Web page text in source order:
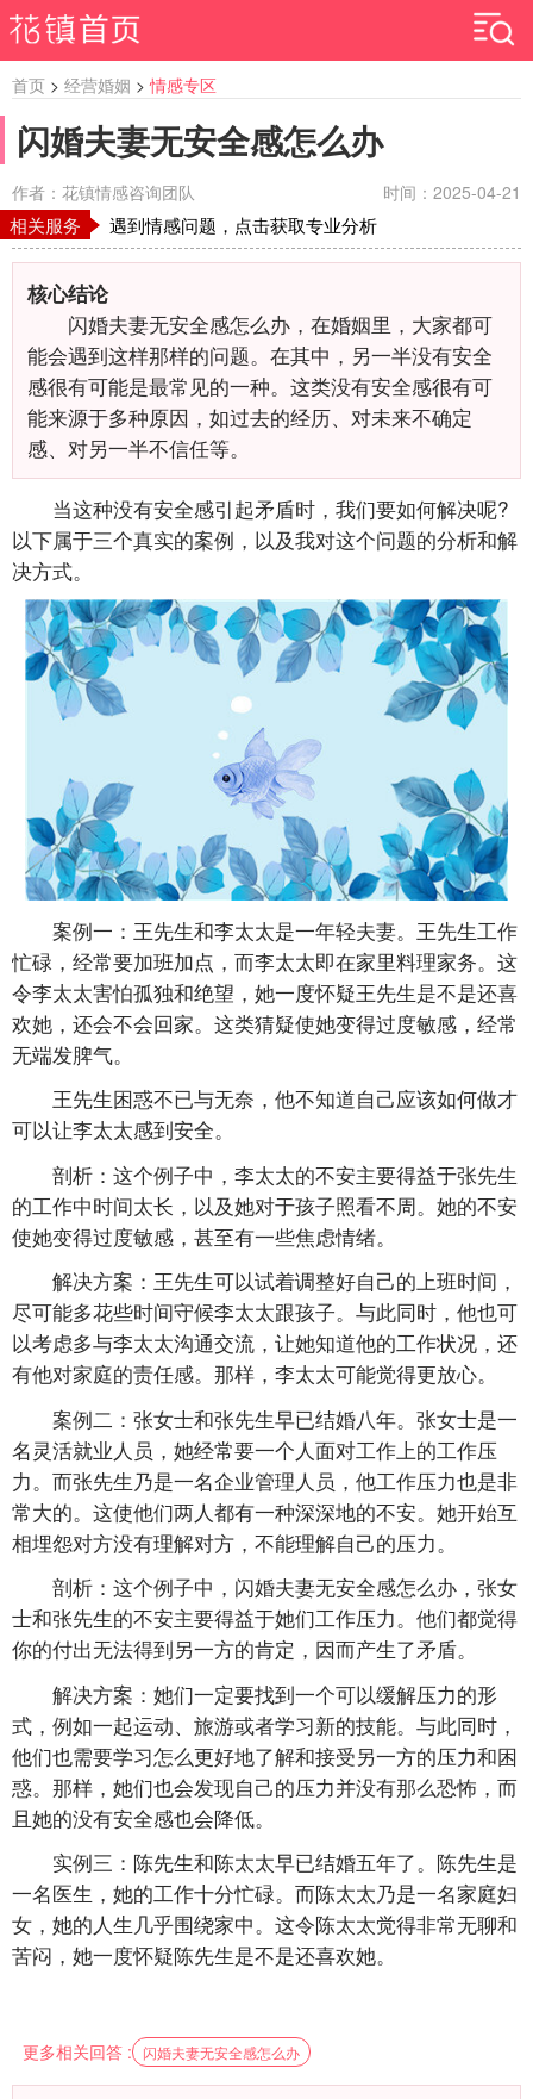
首页 > 经营婚姻 >情感专区
闪婚夫妻无安全感怎么办
作者：花镇情感咨询团队 时间：2025-04-21
相关服务 遇到情感问题，点击获取专业分析
核心结论
闪婚夫妻无安全感怎么办，在婚姻里，大家都可
能会遇到这样那样的问题。在其中，另一半没有安全
感很有可能是最常见的一种。这类没有安全感很有可
能来源于多种原因，如过去的经历、对未来不确定
感、对另一半不信任等。
当这种没有安全感引起矛盾时，我们要如何解决呢?
以下属于三个真实的案例，以及我对这个问题的分析和解
决方式。
案例一：王先生和李太太是一年轻夫妻。王先生工作
忙碌，经常要加班加点，而李太太即在家里料理家务。这
令李太太害怕孤独和绝望，她一度怀疑王先生是不是还喜
欢她，还会不会回家。这类猜疑使她变得过度敏感，经常
无端发脾气。
王先生困惑不已与无奈，他不知道自己应该如何做才
可以让李太太感到安全。
剖析：这个例子中，李太太的不安主要得益于张先生
的工作中时间太长，以及她对于孩子照看不周。她的不安
使她变得过度敏感，甚至有一些焦虑情绪。
解决方案：王先生可以试着调整好自己的上班时间，
尽可能多花些时间守候李太太跟孩子。与此同时，他也可
以考虑多与李太太沟通交流，让她知道他的工作状况，还
有他对家庭的责任感。那样，李太太可能觉得更放心。
案例二：张女士和张先生早已结婚八年。张女士是一
名灵活就业人员，她经常要一个人面对工作上的工作压
力。而张先生乃是一名企业管理人员，他工作压力也是非
常大的。这使他们两人都有一种深深地的不安。她开始互
相埋怨对方没有理解对方，不能理解自己的压力。
剖析：这个例子中，闪婚夫妻无安全感怎么办，张女
士和张先生的不安主要得益于她们工作压力。他们都觉得
你的付出无法得到另一方的肯定，因而产生了矛盾。
解决方案：她们一定要找到一个可以缓解压力的形
式，例如一起运动、旅游或者学习新的技能。与此同时，
他们也需要学习怎么更好地了解和接受另一方的压力和困
惑。那样，她们也会发现自己的压力并没有那么恐怖，而
且她的没有安全感也会降低。
实例三：陈先生和陈太太早已结婚五年了。陈先生是
一名医生，她的工作十分忙碌。而陈太太乃是一名家庭妇
女，她的人生几乎围绕家中。这令陈太太觉得非常无聊和
苦闷，她一度怀疑陈先生是不是还喜欢她。
更多相关回答 : 闪婚夫妻无安全感怎么办